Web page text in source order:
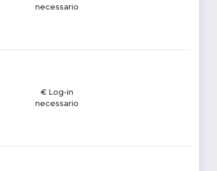
necessario
€ Log-in
necessario